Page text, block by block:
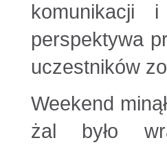
komunikacji
perspektywa
uczestników
Weekend
żal było